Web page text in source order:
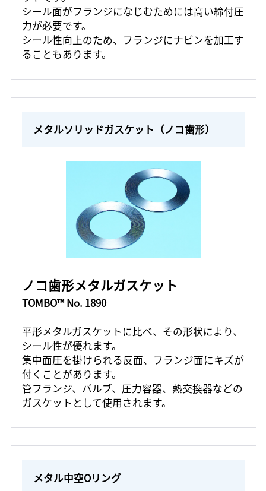
シール面がフランジになじむためには高い締付圧
力が必要です。
シール性向上のため、フランジにナビンを加工す
ることもあります。
メタルソリッドガスケット（ノコ歯形）
ノコ歯形メタルガスケット
TOMBO™ No. 1890
平形メタルガスケットに比べ、その形状により、
シール性が優れます。
集中面圧を掛けられる反面、フランジ面にキズが
付くことがあります。
管フランジ、バルブ、圧力容器、熱交換器などの
ガスケットとして使用されます。
メタル中空Oリング